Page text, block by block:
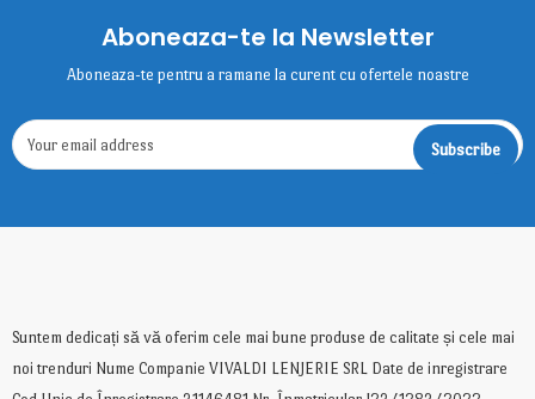
Aboneaza-te la Newsletter
Aboneaza-te pentru a ramane la curent cu ofertele noastre
Suntem dedicați să vă oferim cele mai bune produse de calitate și cele mai
noi trenduri Nume Companie VIVALDI LENJERIE SRL Date de inregistrare